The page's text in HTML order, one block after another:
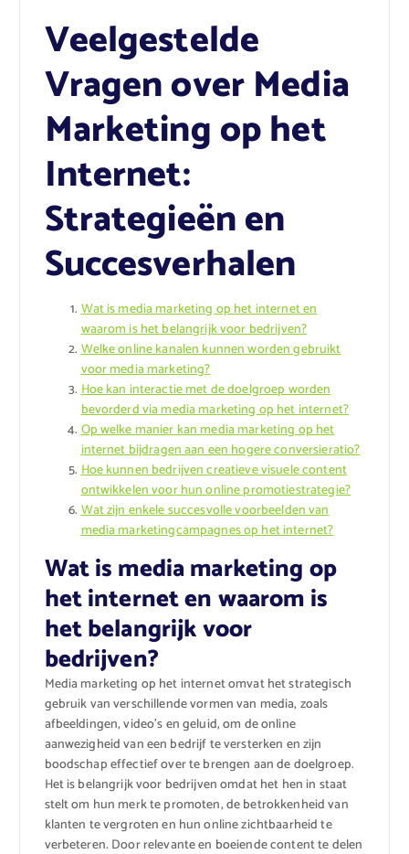
Veelgestelde
Vragen over Media
Marketing op het
Internet:
Strategieën en
Succesverhalen
Wat is media marketing op het internet en
waarom is het belangrijk voor bedrijven?
Welke online kanalen kunnen worden gebruikt
voor media marketing?
Hoe kan interactie met de doelgroep worden
bevorderd via media marketing op het internet?
Op welke manier kan media marketing op het
internet bijdragen aan een hogere conversieratio?
Hoe kunnen bedrijven creatieve visuele content
ontwikkelen voor hun online promotiestrategie?
Wat zijn enkele succesvolle voorbeelden van
media marketingcampagnes op het internet?
Wat is media marketing op
het internet en waarom is
het belangrijk voor
bedrijven?
Media marketing op het internet omvat het strategisch
gebruik van verschillende vormen van media, zoals
afbeeldingen, video’s en geluid, om de online
aanwezigheid van een bedrijf te versterken en zijn
boodschap effectief over te brengen aan de doelgroep.
Het is belangrijk voor bedrijven omdat het hen in staat
stelt om hun merk te promoten, de betrokkenheid van
klanten te vergroten en hun online zichtbaarheid te
verbeteren. Door relevante en boeiende content te delen